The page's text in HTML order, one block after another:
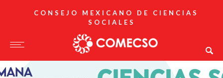
CONSEJO MEXICANO DE CIENCIAS
SOCIALES